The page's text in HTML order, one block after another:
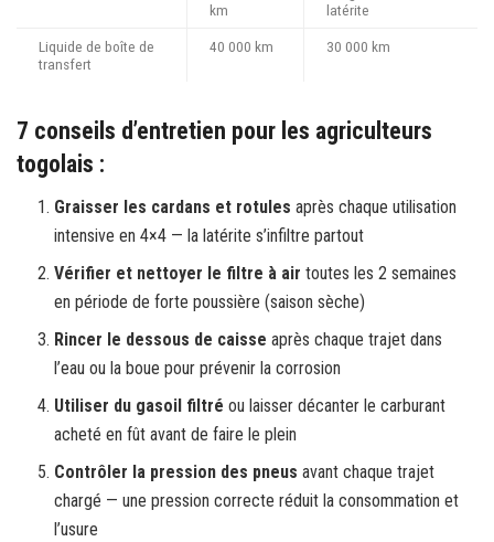
km
latérite
Liquide de boîte de
transfert
40 000 km 30 000 km
7 conseils d’entretien pour les agriculteurs
togolais :
Graisser les cardans et rotules après chaque utilisation
intensive en 4×4 — la latérite s’infiltre partout
Vérifier et nettoyer le filtre à air toutes les 2 semaines
en période de forte poussière (saison sèche)
Rincer le dessous de caisse après chaque trajet dans
l’eau ou la boue pour prévenir la corrosion
Utiliser du gasoil filtré ou laisser décanter le carburant
acheté en fût avant de faire le plein
Contrôler la pression des pneus avant chaque trajet
chargé — une pression correcte réduit la consommation et
l’usure